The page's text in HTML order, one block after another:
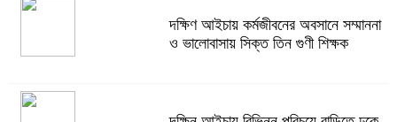
দক্ষিণ আইচায় কর্মজীবনের অবসানে সম্মাননা
ও ভালোবাসায় সিক্ত তিন গুণী শিক্ষক